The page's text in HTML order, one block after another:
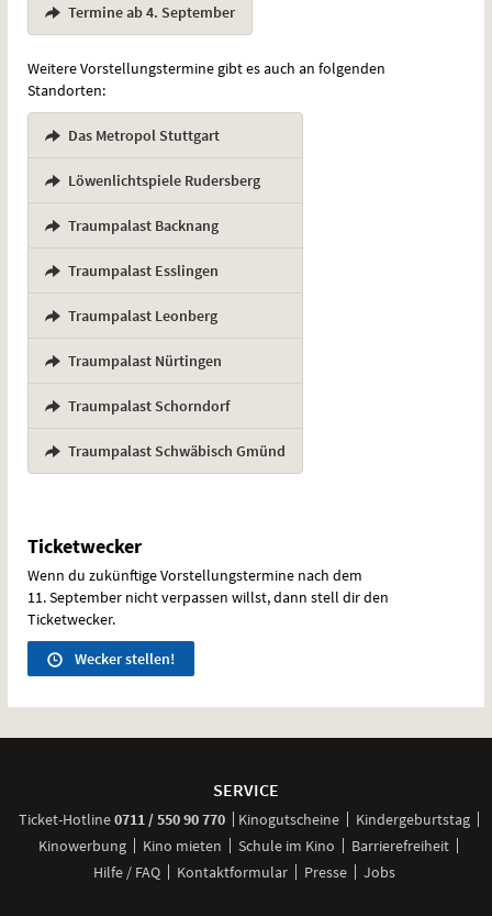
Termine ab 4. September
Weitere Vorstellungstermine gibt es auch an folgenden
Standorten:
Das Metropol Stuttgart
Löwenlichtspiele Rudersberg
Traumpalast Backnang
Traumpalast Esslingen
Traumpalast Leonberg
Traumpalast Nürtingen
Traumpalast Schorndorf
Traumpalast Schwäbisch Gmünd
Ticketwecker
Wenn du zukünftige Vorstellungstermine nach dem
11. September nicht verpassen willst, dann stell dir den
Ticketwecker.
Wecker stellen!
SERVICE
Ticket-Hotline0711 / 550 90 770anrufen
Kinogutscheine
Kindergeburtstag
Kinowerbung
Kino mieten Schule im Kino
Barrierefreiheit
Hilfe / FAQ
Kontaktformular Presse Jobs